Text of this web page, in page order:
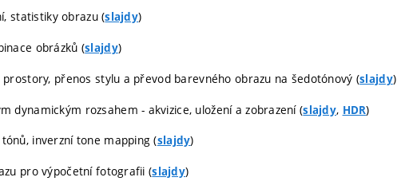
statistiky obrazu (slajdy)
obrázků (slajdy)
prostory, přenos stylu a převod barevného obrazu na šedotónový (slajdy)
dynamickým rozsahem - akvizice, uložení a zobrazení (slajdy, HDR)
inverzní tone mapping (slajdy)
pro výpočetní fotografii (slajdy)